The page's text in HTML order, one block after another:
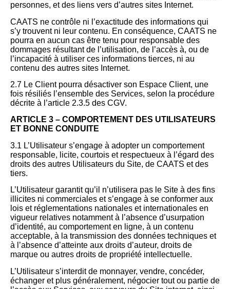
personnes, et des liens vers d’autres sites Internet.
CAATS ne contrôle ni l’exactitude des informations qui
s’y trouvent ni leur contenu. En conséquence, CAATS ne
pourra en aucun cas être tenu pour responsable des
dommages résultant de l’utilisation, de l’accès à, ou de
l’incapacité à utiliser ces informations tierces, ni au
contenu des autres sites Internet.
2.7 Le Client pourra désactiver son Espace Client, une
fois résiliés l’ensemble des Services, selon la procédure
décrite à l’article 2.3.5 des CGV.
ARTICLE 3 – COMPORTEMENT DES UTILISATEURS
ET BONNE CONDUITE
3.1 L’Utilisateur s’engage à adopter un comportement
responsable, licite, courtois et respectueux à l’égard des
droits des autres Utilisateurs du Site, de CAATS et des
tiers.
L’Utilisateur garantit qu’il n’utilisera pas le Site à des fins
illicites ni commerciales et s’engage à se conformer aux
lois et réglementations nationales et internationales en
vigueur relatives notamment à l’absence d’usurpation
d’identité, au comportement en ligne, à un contenu
acceptable, à la transmission des données techniques et
à l’absence d’atteinte aux droits d’auteur, droits de
marque ou autres droits de propriété intellectuelle.
L’Utilisateur s’interdit de monnayer, vendre, concéder,
échanger et plus généralement, négocier tout ou partie de